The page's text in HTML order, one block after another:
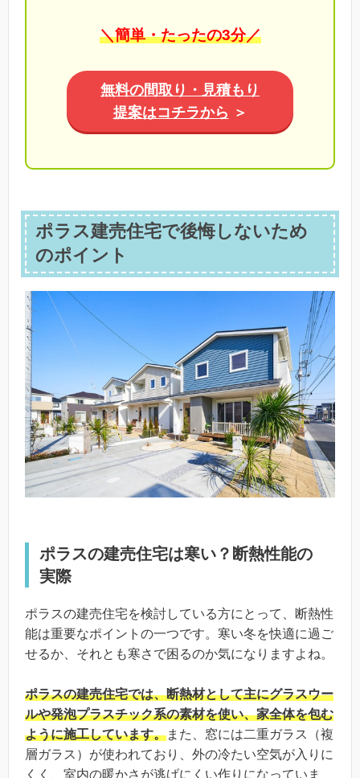
＼簡単・たったの3分／
無料の間取り・見積もり
提案はコチラから ＞
ポラス建売住宅で後悔しないため
のポイント
ポラスの建売住宅は寒い？断熱性能の
実際
ポラスの建売住宅を検討している方にとって、断熱性
能は重要なポイントの一つです。寒い冬を快適に過ご
せるか、それとも寒さで困るのか気になりますよね。
ポラスの建売住宅では、断熱材として主にグラスウー
ルや発泡プラスチック系の素材を使い、家全体を包む
ように施工しています。また、窓には二重ガラス（複
層ガラス）が使われており、外の冷たい空気が入りに
くく、室内の暖かさが逃げにくい作りになっていま